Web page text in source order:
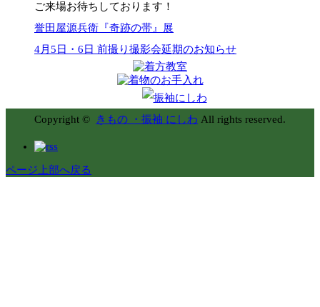
ご来場お待ちしております！
誉田屋源兵衛『奇跡の帯』展
4月5日・6日 前撮り撮影会延期のお知らせ
Copyright © きもの ・振袖 にしわ All rights reserved.
ページ上部へ戻る